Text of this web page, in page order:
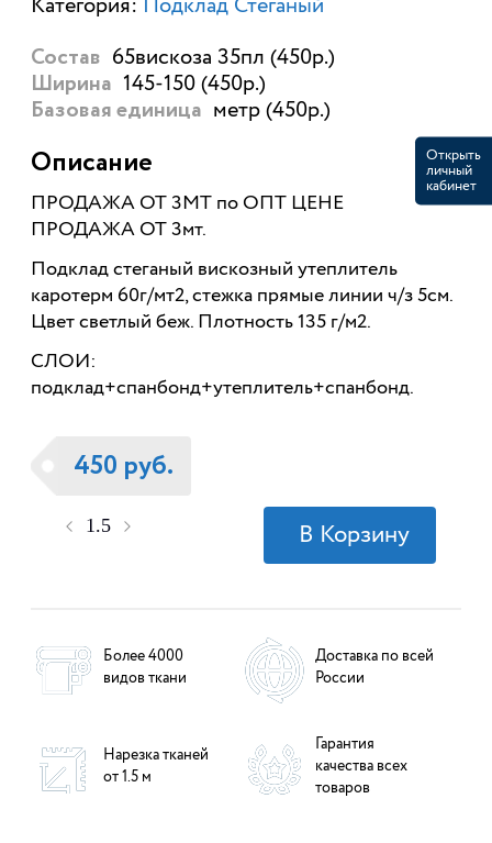
Состав 65вискоза 35пл (450р.)
Ширина 145-150 (450р.)
Базовая единица метр (450р.)
Описание
ПРОДАЖА ОТ 3МТ по ОПТ ЦЕНЕ
ПРОДАЖА ОТ 3мт.
Подклад стеганый вискозный утеплитель
каротерм 60г/мт2, стежка прямые линии ч/з 5см.
Цвет светлый беж. Плотность 135 г/м2.
СЛОИ:
подклад+спанбонд+утеплитель+спанбонд.
450 руб.
Более 4000
видов ткани
Доставка по всей
России
Нарезка тканей
от 1.5 м
Гарантия
качества всех
товаров
Открыть
личный
кабинет